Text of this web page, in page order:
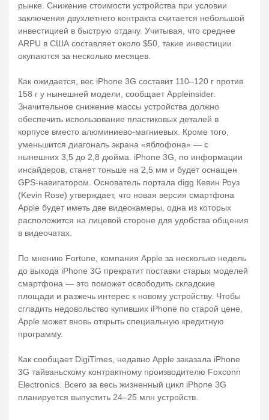
рынке. Снижение стоимости устройства при условии
заключения двухлетнего контракта считается небольшой
инвестицией в быструю отдачу. Учитывая, что среднее
ARPU в США составляет около $50, такие инвестиции
окупаются за несколько месяцев.
Как ожидается, вес iPhone 3G составит 110–120 г против
158 г у нынешней модели, сообщает Appleinsider.
Значительное снижение массы устройства должно
обеспечить использование пластиковых деталей в
корпусе вместо алюминиево-магниевых. Кроме того,
уменьшится диагональ экрана «яблофона» — с
нынешних 3,5 до 2,8 дюйма. iPhone 3G, по информации
инсайдеров, станет тоньше на 2,5 мм и будет оснащен
GPS-навигатором. Основатель портала digg Кевин Роуз
(Kevin Rose) утверждает, что новая версия смартфона
Apple будет иметь две видеокамеры, одна из которых
расположится на лицевой стороне для удобства общения
в видеочатах.
По мнению Fortune, компания Apple за несколько недель
до выхода iPhone 3G прекратит поставки старых моделей
смартфона — это поможет освободить складские
площади и разжечь интерес к новому устройству. Чтобы
сгладить недовольство купивших iPhone по старой цене,
Apple может вновь открыть специальную кредитную
программу.
Как сообщает DigiTimes, недавно Apple заказала iPhone
3G тайваньскому контрактному производителю Foxconn
Electronics. Всего за весь жизненный цикл iPhone 3G
планируется выпустить 24–25 млн устройств.